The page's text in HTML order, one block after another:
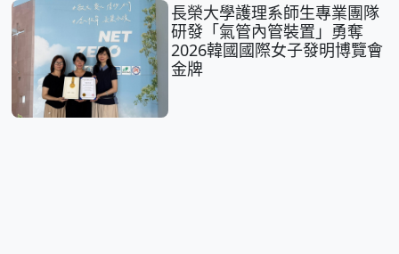
長榮大學護理系師生專業團隊
研發「氣管內管裝置」勇奪
2026韓國國際女子發明博覽會
金牌